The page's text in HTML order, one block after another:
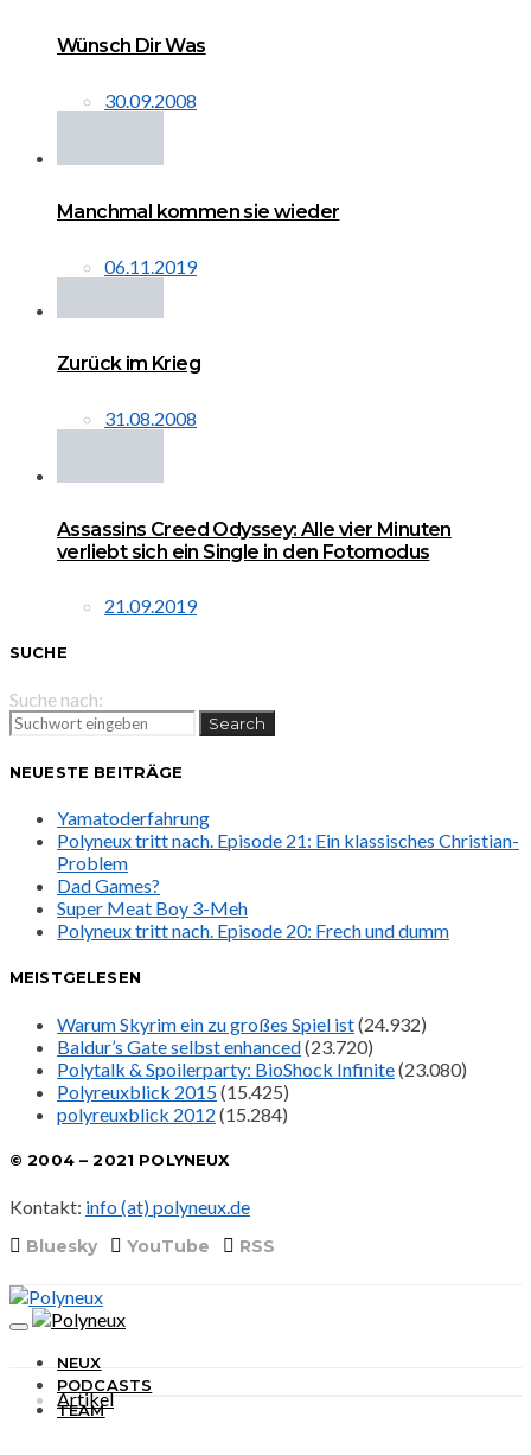
Wünsch Dir Was
30.09.2008
Manchmal kommen sie wieder
06.11.2019
Zurück im Krieg
31.08.2008
Assassins Creed Odyssey: Alle vier Minuten
verliebt sich ein Single in den Fotomodus
21.09.2019
SUCHE
Suche nach:
Search
NEUESTE BEITRÄGE
Yamatoderfahrung
Polyneux tritt nach. Episode 21: Ein klassisches Christian-
Problem
Dad Games?
Super Meat Boy 3-Meh
Polyneux tritt nach. Episode 20: Frech und dumm
MEISTGELESEN
Warum Skyrim ein zu großes Spiel ist(24.932)
Baldur’s Gate selbst enhanced(23.720)
Polytalk & Spoilerparty: BioShock Infinite(23.080)
Polyreuxblick 2015(15.425)
polyreuxblick 2012 (15.284)
© 2004 – 2021 POLYNEUX
Kontakt: info (at) polyneux.de
Bluesky YouTube RSS
NEUX
PODCASTS
TEAM
Artikel